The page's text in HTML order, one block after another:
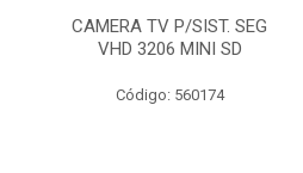
CAMERA TV P/SIST. SEG
VHD 3206 MINI SD
Código: 560174